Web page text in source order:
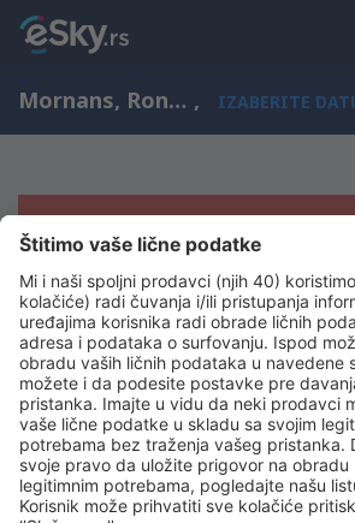
Mornans, Rona-Alpi, Francuska , IZABERITE
Žao nam je, ne možemo
rezultate
Pokušajte još jednom kad izaberete druge